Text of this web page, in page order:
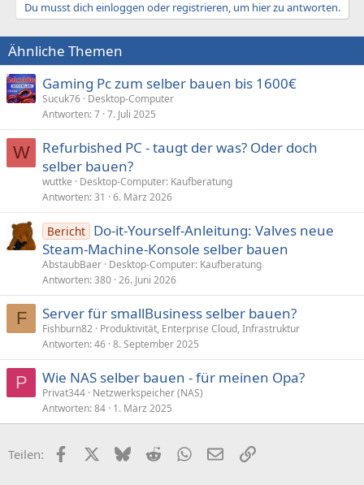
Du musst dich einloggen oder registrieren, um hier zu antworten.
Ähnliche Themen
Gaming Pc zum selber bauen bis 1600€
Sucuk76 Desktop-Computer
Antworten 7 7. Juli 2025
W
Refurbished PC - taugt der was? Oder doch
selber bauen?
wuttke
Desktop-Computer: Kaufberatung
Antworten 31 6. März 2026
Bericht Do-it-Yourself-Anleitung: Valves neue
Steam-Machine-Konsole selber bauen
AbstaubBaer Desktop-Computer: Kaufberatung
Antworten 380 26. Juni 2026
F Server für smallBusiness selber bauen?
Fishburn82 Produktivität, Enterprise Cloud, Infrastruktur
Antworten 46 8. September 2025
P Wie NAS selber bauen - für meinen Opa?
Privat344 Netzwerkspeicher (NAS)
Antworten 84 1. März 2025
Teilen: FacebookX (Twitter)
BlueskyRedditWhatsApp
E-MailLink